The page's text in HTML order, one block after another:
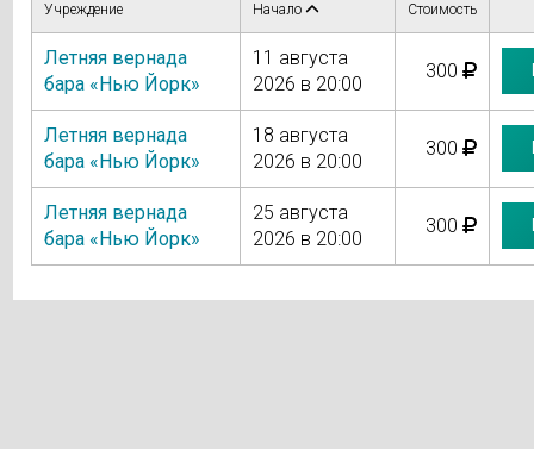
Учреждение Начало Стоимость
Летняя вернада
бара «Нью Йорк»
11 августа
2026 в 20:00
300
Летняя вернада
бара «Нью Йорк»
18 августа
2026 в 20:00
300
Летняя вернада
бара «Нью Йорк»
25 августа
2026 в 20:00
300